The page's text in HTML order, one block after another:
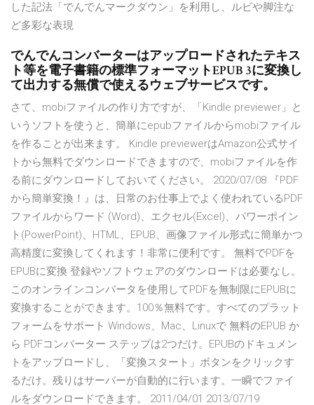
した記法「でんでんマークダウン」を利用し、ルビや脚注な
ど多彩な表現
でんでんコンバーターはアップロードされたテキス
ト等を電子書籍の標準フォーマットEPUB 3に変換し
て出力する無償で使えるウェブサービスです。
さて、mobiファイルの作り方ですが、「Kindle previewer」と
いうソフトを使うと、簡単にepubファイルからmobiファイル
を作ることが出来ます。 Kindle previewerはAmazon公式サイ
トから無料でダウンロードできますので、mobiファイルを作
る前にダウンロードしておいてください。 2020/07/08 『PDF
から簡単変換！』は、日常のお仕事上でよく使われているPDF
ファイルからワード (Word)、エクセル(Excel)、パワーポイン
ト(PowerPoint)、HTML、EPUB、画像ファイル形式に簡単かつ
高精度に変換してくれます！非常に便利です。 無料でPDFを
EPUBに変換 登録やソフトウェアのダウンロードは必要なし。
このオンラインコンバータを使用してPDFを無制限にEPUBに
変換することができます。100％無料です。すべてのプラット
フォームをサポート Windows、Mac、Linuxで 無料のEPUB か
ら PDFコンバーター ステップは2つだけ。EPUBのドキュメン
トをアップロードし、「変換スタート」ボタンをクリックす
るだけ。残りはサーバーが自動的に行います。一瞬でファイ
ルをダウンロードできます。 2011/04/01 2013/07/19